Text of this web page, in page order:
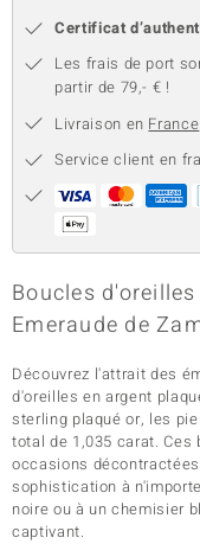
Certificat
Les frais de port
partir de 79,- € !
Livraison en France
Service client en
Boucles
Emeraude de
Découvrez l'attrait des
d'oreilles en argent
sterling plaqué or, les
total de 1,035 carat.
occasions
sophistication à
noire ou à un chemisier
captivant.